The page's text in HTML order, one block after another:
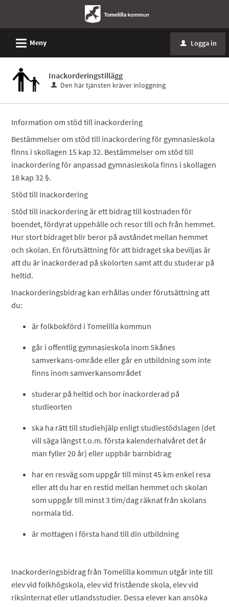
L Meny u Logga in
Inackorderingstillägg
Den här tjänsten kräver inloggning
Information om stöd till inackordering
Bestämmelser om stöd till inackordering för gymnasieskola
finns i skollagen 15 kap 32. Bestämmelser om stöd till
inackordering för anpassad gymnasieskola finns i skollagen
18 kap 32 §.
Stöd till inackordering
Stöd till inackordering är ett bidrag till kostnaden för
boendet, fördyrat uppehälle och resor till och från hemmet.
Hur stort bidraget blir beror på avståndet mellan hemmet
och skolan. En förutsättning för att bidraget ska beviljas är
att du är inackorderad på skolorten samt att du studerar på
heltid.
Inackorderingsbidrag kan erhållas under förutsättning att
du:
är folkbokförd i Tomelilla kommun​
går i offentlig gymnasieskola inom Skånes
samverkans-område eller går en utbildning som inte
finns inom samverkansområdet​
studerar på heltid och bor inackorderad på
studieorten​
ska ha rätt till studiehjälp enligt studiestödslagen (det
vill säga längst t.o.m. första kalenderhalvåret det år
man fyller 20 år) eller uppbär barnbidrag​
har en resväg som uppgår till minst 45 km enkel resa
eller att du har en restid mellan hemmet och skolan
som uppgår till minst 3 tim/dag räknat från skolans
normala tid. ​
är mottagen i första hand till din utbildning​
Inackorderingsbidrag från Tomelilla kommun utgår inte till
elev vid folkhögskola, elev vid fristående skola, elev vid
riksinternat eller utlandsstudier. Dessa elever kan ansöka